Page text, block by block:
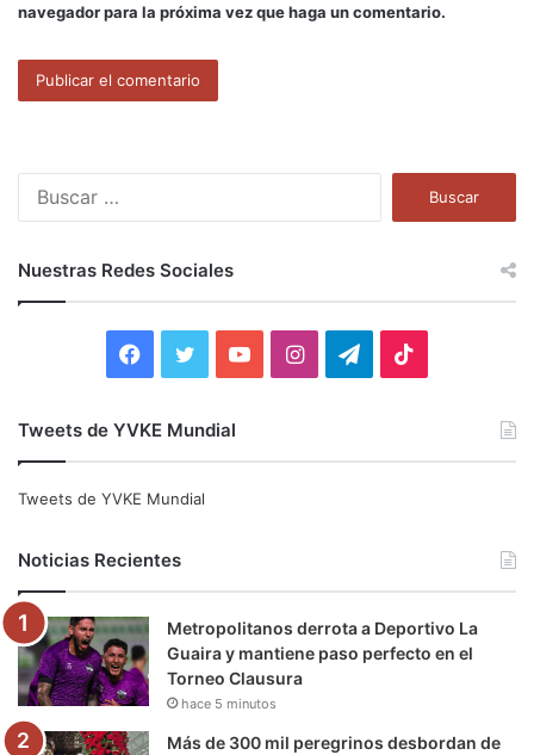
navegador para la próxima vez que haga un comentario.
r
:
Nuestras Redes Sociales
e
o
o
k
t
e
r
b
e
I
g
r
m
r
a
k
Tweets de YVKE Mundial
Tweets de YVKE Mundial
Noticias Recientes
Metropolitanos derrota a Deportivo La
Guaira y mantiene paso perfecto en el
Torneo Clausura
hace 5 minutos
Más de 300 mil peregrinos desbordan de